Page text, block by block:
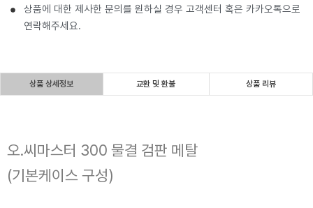
상품에 대한 제사한 문의를 원하실 경우 고객센터 혹은 카카오톡으로
연락해주세요.
상품 상세정보 교환 및 환불 상품 리뷰
오.씨마스터 300 물결 검판 메탈
(기본케이스 구성)